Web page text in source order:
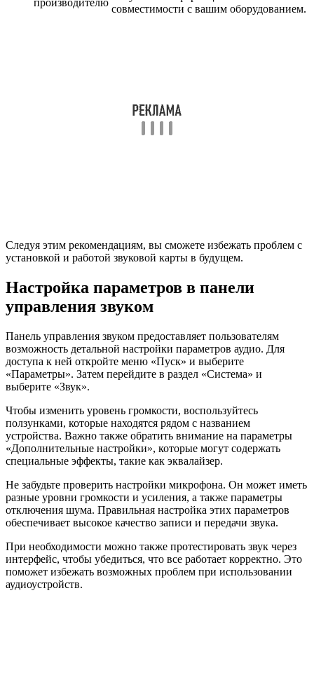
производителю
совместимости с вашим оборудованием.
Следуя этим рекомендациям, вы сможете избежать проблем с
установкой и работой звуковой карты в будущем.
Настройка параметров в панели
управления звуком
Панель управления звуком предоставляет пользователям
возможность детальной настройки параметров аудио. Для
доступа к ней откройте меню «Пуск» и выберите
«Параметры». Затем перейдите в раздел «Система» и
выберите «Звук».
Чтобы изменить уровень громкости, воспользуйтесь
ползунками, которые находятся рядом с названием
устройства. Важно также обратить внимание на параметры
«Дополнительные настройки», которые могут содержать
специальные эффекты, такие как эквалайзер.
Не забудьте проверить настройки микрофона. Он может иметь
разные уровни громкости и усиления, а также параметры
отключения шума. Правильная настройка этих параметров
обеспечивает высокое качество записи и передачи звука.
При необходимости можно также протестировать звук через
интерфейс, чтобы убедиться, что все работает корректно. Это
поможет избежать возможных проблем при использовании
аудиоустройств.